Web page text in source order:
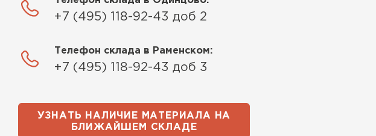
+7 (495) 118-92-43 доб 2
Телефон склада в Раменском:
+7 (495) 118-92-43 доб 3
УЗНАТЬ НАЛИЧИЕ МАТЕРИАЛА НА
БЛИЖАЙШЕМ СКЛАДЕ